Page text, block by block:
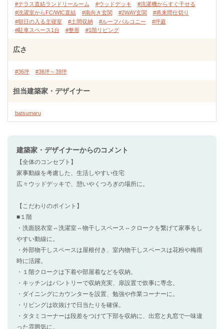
#テラス直結ランドリールーム
#ウッドデッキ
#洗濯機からすぐ干せる
#洗濯室からFC/WIC直結
#南向き玄関 #2WAY玄関
#将来間仕切り
#朝日の入る主寝室
#土間収納 #ルーフバルコニー
#坪庭
#駐車スペース1台
#整形 #1階リビング
広さ
#36坪 #36坪～39坪
担当建築家・デザイナー
batsumaru
建築家・デザイナーからのコメント
【全体のコンセプト】
家事動線を考慮した、生活しやすい住宅
広々ウッドデッキで、憩いやくつろぎの場所に。
【こだわりのポイント】
■１階
・洗面脱衣室⇔洗濯室⇔物干しスペース⇔クロークを繋げて家事をし
やすい動線に。
・外部物干しスペースは屋根付き、室内物干しスペースは花粉や梅雨
時に活躍。
・１階クロークは下着や部屋着などを収納。
・キッチンはパントリーで収納充実、扉設置で炊事に専念。
・ダイニングにカウンターを設置、勉強や作業コーナーに。
・リビングは吹抜けで日当たりを確保。
・タタミコーナーは段差をつけて下部を収納に、出窓と丸窓で一味違
った雰囲気に。